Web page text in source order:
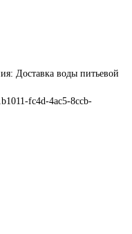
Доставка воды питьевой
fc4d-4ac5-8ccb-